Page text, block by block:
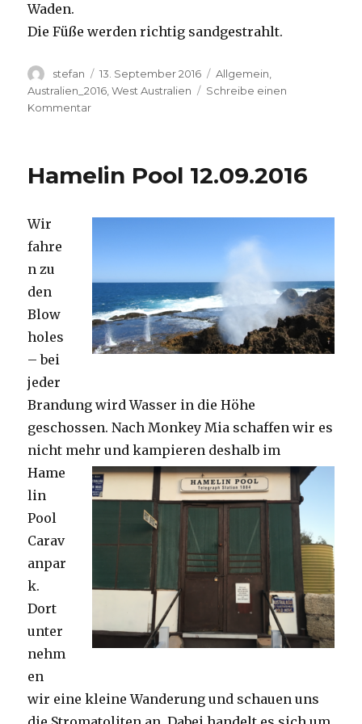
Waden.
Die Füße werden richtig sandgestrahlt.
Autor
stefan
Veröffentlicht
am
13. September 2016 Kategorien
Allgemein
Australien_2016 ,West Australien
Schreibe einen
Kommentarzu
Hamelin Pool 12.09.2016
Wir
fahre
n zu
den
Blow
holes
– bei
jeder
Brandung wird Wasser in die Höhe
geschossen. Nach Monkey Mia schaffen wir es
nicht mehr und kampieren deshalb im
Hame
lin
Pool
Carav
anpar
k.
Dort
unter
nehm
en
wir eine kleine Wanderung und schauen uns